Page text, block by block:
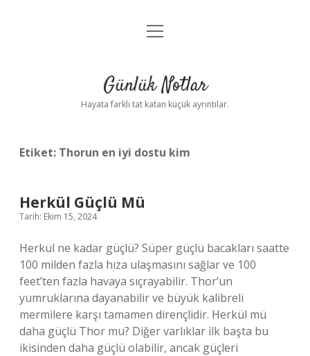
Anasayfa
Yasal Uyarı
menüyü
Günlük Notlar
Hayata farklı tat katan küçük ayrıntılar.
Etiket: Thorun en iyi dostu kim
Herkül Güçlü Mü
Tarih: Ekim 15, 2024
Herkül ne kadar güçlü? Süper güçlü bacakları saatte
100 milden fazla hıza ulaşmasını sağlar ve 100
feet’ten fazla havaya sıçrayabilir. Thor’un
yumruklarına dayanabilir ve büyük kalibreli
mermilere karşı tamamen dirençlidir. Herkül mü
daha güçlü Thor mu? Diğer varlıklar ilk başta bu
ikisinden daha güçlü olabilir, ancak güçleri